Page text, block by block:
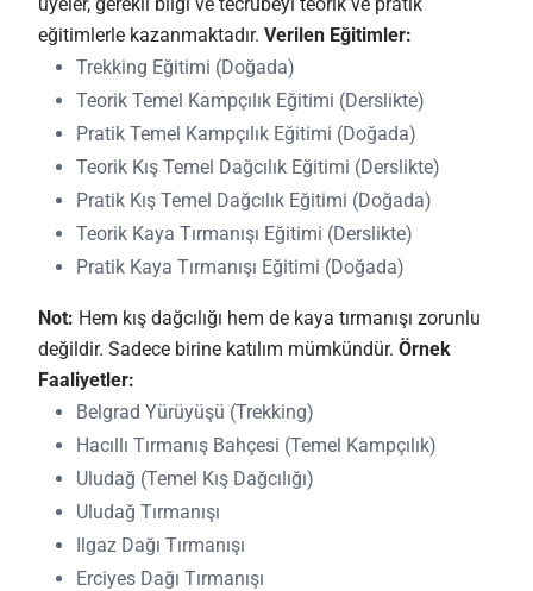
eğitimlerle kazanmaktadır. Verilen Eğitimler:
Trekking Eğitimi (Doğada)
Teorik Temel Kampçılık Eğitimi (Derslikte)
Pratik Temel Kampçılık Eğitimi (Doğada)
Teorik Kış Temel Dağcılık Eğitimi (Derslikte)
Pratik Kış Temel Dağcılık Eğitimi (Doğada)
Teorik Kaya Tırmanışı Eğitimi (Derslikte)
Pratik Kaya Tırmanışı Eğitimi (Doğada)
Not: Hem kış dağcılığı hem de kaya tırmanışı zorunlu
değildir. Sadece birine katılım mümkündür. Örnek
Faaliyetler:
Belgrad Yürüyüşü (Trekking)
Hacıllı Tırmanış Bahçesi (Temel Kampçılık)
Uludağ (Temel Kış Dağcılığı)
Uludağ Tırmanışı
Ilgaz Dağı Tırmanışı
Erciyes Dağı Tırmanışı